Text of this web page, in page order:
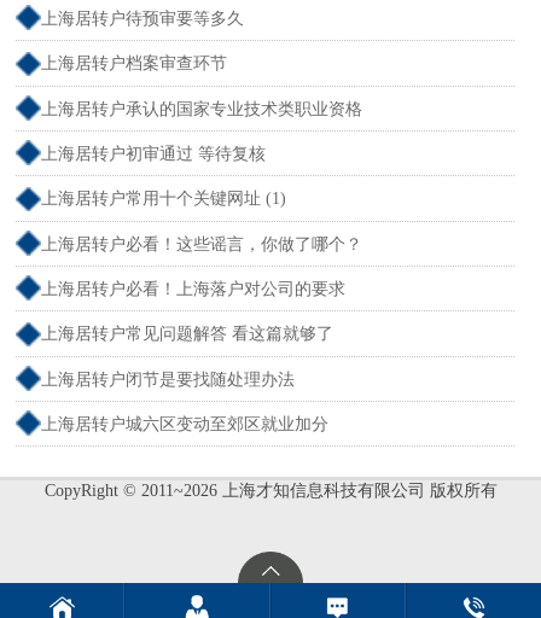
上海居转户待预审要等多久
上海居转户档案审查环节
上海居转户承认的国家专业技术类职业资格
上海居转户初审通过 等待复核
上海居转户常用十个关键网址 (1)
上海居转户必看！这些谣言，你做了哪个？
上海居转户必看！上海落户对公司的要求
上海居转户常见问题解答 看这篇就够了
上海居转户闭节是要找随处理办法
上海居转户城六区变动至郊区就业加分
CopyRight © 2011~2026 上海才知信息科技有限公司 版权所有